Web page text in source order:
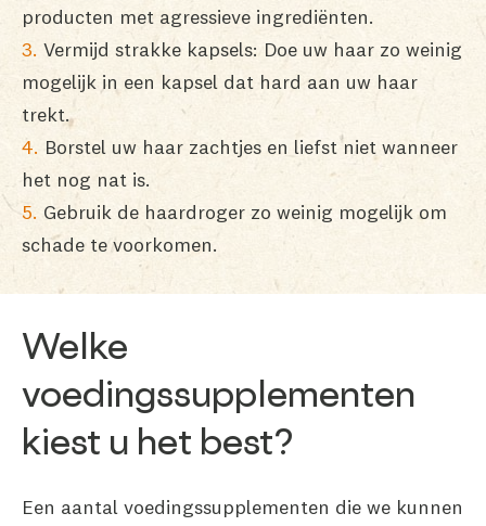
producten met agressieve ingrediënten.
Vermijd strakke kapsels: Doe uw haar zo weinig
mogelijk in een kapsel dat hard aan uw haar
trekt.
Borstel uw haar zachtjes en liefst niet wanneer
het nog nat is.
Gebruik de haardroger zo weinig mogelijk om
schade te voorkomen.
Welke
voedingssupplementen
kiest u het best?
Een aantal voedingssupplementen die we kunnen